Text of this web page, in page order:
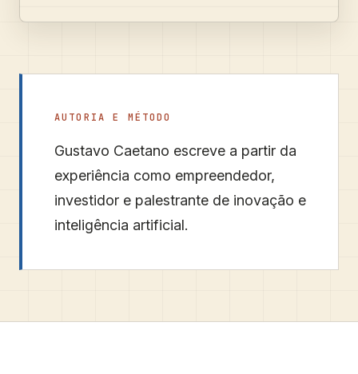
AUTORIA E MÉTODO
Gustavo Caetano escreve a partir da
experiência como empreendedor,
investidor e palestrante de inovação e
inteligência artificial.